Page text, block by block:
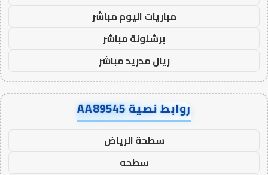
مباريات اليوم مباشر
برشلونة مباشر
ريال مدريد مباشر
روابط نصية AA89545
سطحة الرياض
سطحه